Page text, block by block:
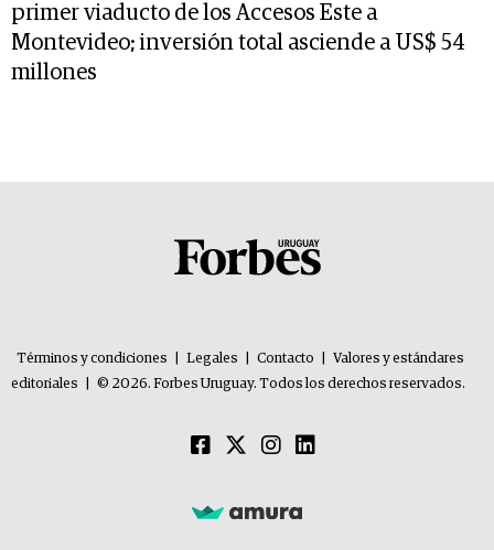
primer viaducto de los Accesos Este a
Montevideo; inversión total asciende a US$ 54
millones
Términos y condiciones Legales Contacto
Valores y estándares
editoriales
© 2026. Forbes Uruguay. Todos los derechos reservados.